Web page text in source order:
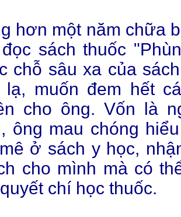
hơn một năm chữa
sách thuốc
chỗ sâu xa của
lạ, muốn đem hết
cho ông. Vốn là
ông mau chóng
ở sách y học,
cho mình mà có
chí học thuốc.